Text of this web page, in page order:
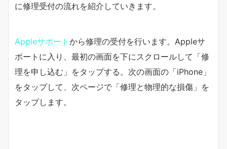
に修理受付の流れを紹介していきます。
Appleサポート から修理の受付を行います。Appleサ
ポートに入り、最初の画面を下にスクロールして「修
理を申し込む」をタップする。次の画面の「iPhone」
をタップして、次ページで「修理と物理的な損傷」を
タップします。